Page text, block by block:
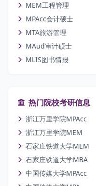
MEM工程管理
MPAcc会计硕士
MTA旅游管理
MAud审计硕士
MLIS图书情报
热门院校考研信息
浙江万里学院MPAcc
浙江万里学院MEM
石家庄铁道大学MEM
石家庄铁道大学MBA
中国传媒大学MPAcc